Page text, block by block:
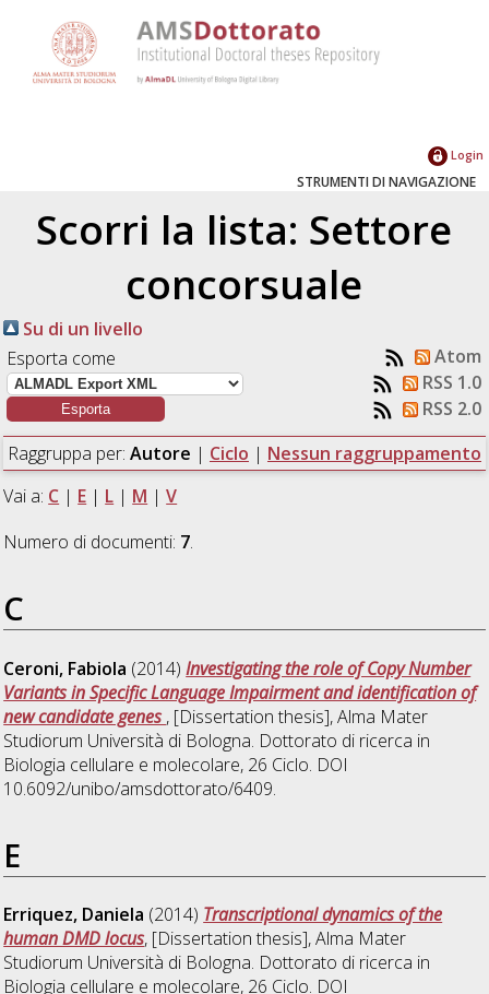
Login
STRUMENTI DI NAVIGAZIONE
Scorri la lista: Settore
concorsuale
Su di un livello
Esporta come
Atom
RSS 1.0
RSS 2.0
Raggruppa per: Autore | Ciclo | Nessun raggruppamento
Vai a: C | E | L | M |V
Numero di documenti: 7.
C
Ceroni, Fabiola (2014)Investigating the role of Copy Number
Variants in Specific Language Impairment and identification of
new candidate genes , [Dissertation thesis], Alma Mater
Studiorum Università di Bologna. Dottorato di ricerca in
Biologia cellulare e molecolare, 26 Ciclo. DOI
10.6092/unibo/amsdottorato/6409.
E
Erriquez, Daniela (2014) Transcriptional dynamics of the
human DMD locus, [Dissertation thesis], Alma Mater
Studiorum Università di Bologna. Dottorato di ricerca in
Biologia cellulare e molecolare, 26 Ciclo. DOI